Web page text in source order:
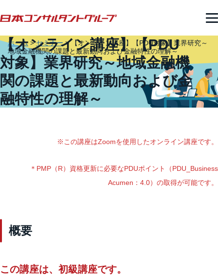
ホーム >セミナー>【オンライン講座】【PDU対象】業界研究～
地域金融機関の課題と最新動向および金融特性の理解～
【オンライン講座】【PDU
対象】業界研究～地域金融機
関の課題と最新動向および金
融特性の理解～
※この講座はZoomを使用したオンライン講座です。
＊PMP（R）資格更新に必要なPDUポイント（PDU_Business
Acumen：4.0）の取得が可能です。
概要
この講座は、初級講座です。